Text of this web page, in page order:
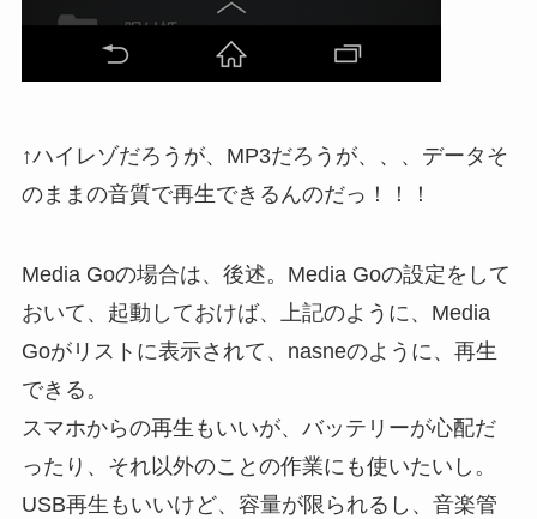
↑ハイレゾだろうが、MP3だろうが、、、データそ
のままの音質で再生できるんのだっ！！！
Media Goの場合は、後述。Media Goの設定をして
おいて、起動しておけば、上記のように、Media
Goがリストに表示されて、nasneのように、再生
できる。
スマホからの再生もいいが、バッテリーが心配だ
ったり、それ以外のことの作業にも使いたいし。
USB再生もいいけど、容量が限られるし、音楽管